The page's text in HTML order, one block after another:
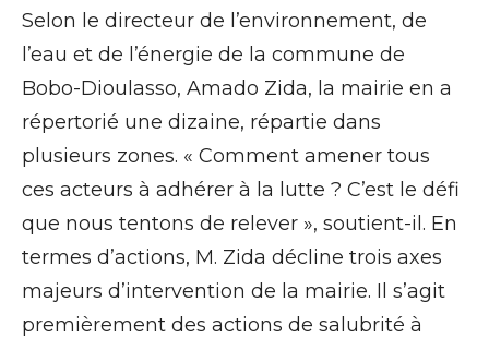
Selon le directeur de l’environnement, de
l’eau et de l’énergie de la commune de
Bobo-Dioulasso, Amado Zida, la mairie en a
répertorié une dizaine, répartie dans
plusieurs zones. « Comment amener tous
ces acteurs à adhérer à la lutte ? C’est le défi
que nous tentons de relever », soutient-il. En
termes d’actions, M. Zida décline trois axes
majeurs d’intervention de la mairie. Il s’agit
premièrement des actions de salubrité à